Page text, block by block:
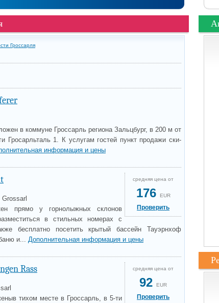
Гроссарля
в коммуне Гроссарль региона Зальцбург, в 200 м от
Гросарльталь 1. К услугам гостей пункт продажи ски-
информация и цены
средняя цена от
176 EUR
Проверить
прямо у горнолыжных склонов
в стильных номерах с
бесплатно посетить крытый бассейн Тауэрнхоф
и... Дополнительная информация и цены
средняя цена от
92 EUR
Проверить
Rass
тихом месте в Гроссарль, в 5-ти